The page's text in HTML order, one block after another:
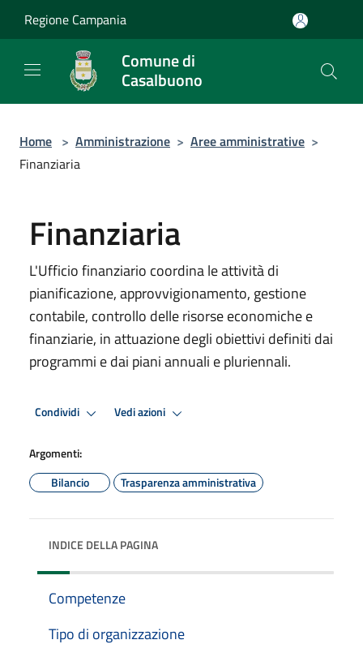
Regione Campania
Comune di
Casalbuono
Home > Amministrazione > Aree amministrative >
Finanziaria
Finanziaria
L'Ufficio finanziario coordina le attività di
pianificazione, approvvigionamento, gestione
contabile, controllo delle risorse economiche e
finanziarie, in attuazione degli obiettivi definiti dai
programmi e dai piani annuali e pluriennali.
Condividi Vedi azioni
Argomenti:
Bilancio
Trasparenza amministrativa
INDICE DELLA PAGINA
Competenze
Tipo di organizzazione